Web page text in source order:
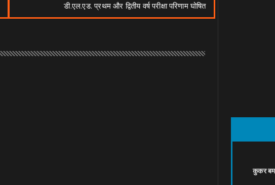
डी.एल.एड. प्रथम और द्वितीय वर्ष परीक्षा परिणाम घोषित
कुकर बम